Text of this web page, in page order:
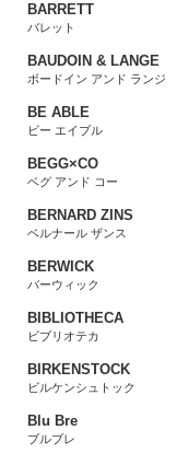
BARRETT
バレット
BAUDOIN & LANGE
ボードイン アンド ランジ
BE ABLE
ビー エイブル
BEGG×CO
ベグ アンド コー
BERNARD ZINS
ベルナール ザンス
BERWICK
バーウィック
BIBLIOTHECA
ビブリオテカ
BIRKENSTOCK
ビルケンシュトック
Blu Bre
ブルブレ